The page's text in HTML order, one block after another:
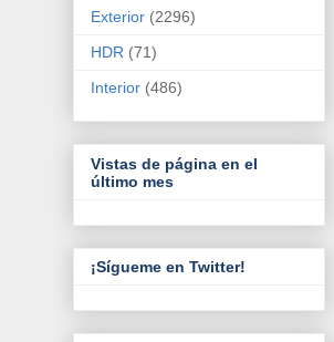
Exterior (2296)
HDR (71)
Interior (486)
Vistas de página en el
último mes
¡Sígueme en Twitter!